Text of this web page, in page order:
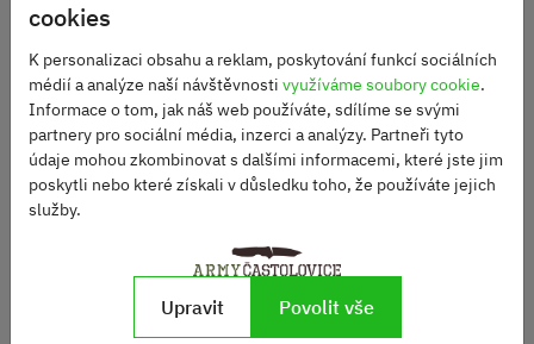
Šála AČR pletená vlněná
BÍLÁ
Skladem
TOP
cookies
K personalizaci obsahu a reklam, poskytování funkcí sociálních
médií a analýze naší návštěvnosti využíváme soubory cookie.
Informace o tom, jak náš web používáte, sdílíme se svými
partnery pro sociální média, inzerci a analýzy. Partneři tyto
údaje mohou zkombinovat s dalšími informacemi, které jste jim
poskytli nebo které získali v důsledku toho, že používáte jejich
služby.
Upravit Povolit vše